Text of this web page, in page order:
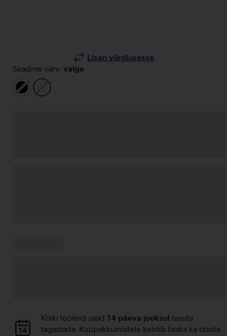
Lisan võrdlusesse
Seadme värv: valge
must
valge
Andmete
laadimine
Kõiki tooteid saad 14 päeva jooksul tasuta
tagastada. Kuupakkumistele kehtib lisaks ka tasuta